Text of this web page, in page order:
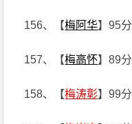
156、【梅阿华】95分
157、【梅高怀】89分
158、【梅涛彰】99分